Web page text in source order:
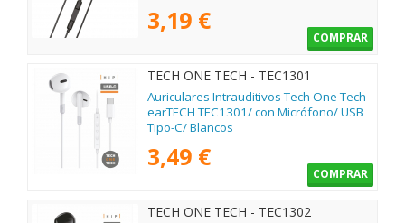
3,19 €
COMPRAR
TECH ONE TECH - TEC1301
Auriculares Intrauditivos Tech One Tech
earTECH TEC1301/ con Micrófono/ USB
Tipo-C/ Blancos
3,49 €
COMPRAR
TECH ONE TECH - TEC1302